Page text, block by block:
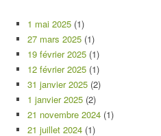
1 mai 2025 (1)
27 mars 2025 (1)
19 février 2025 (1)
12 février 2025 (1)
31 janvier 2025 (2)
1 janvier 2025 (2)
21 novembre 2024 (1)
21 juillet 2024 (1)